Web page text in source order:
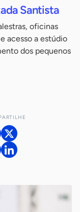
Santista
oficinas
acesso a estúdio
dos pequenos